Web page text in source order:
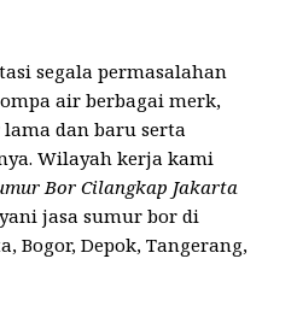
segala permasalahan
air berbagai merk,
dan baru serta
Wilayah kerja kami
Bor Cilangkap Jakarta
jasa sumur bor di
Bogor, Depok, Tangerang,